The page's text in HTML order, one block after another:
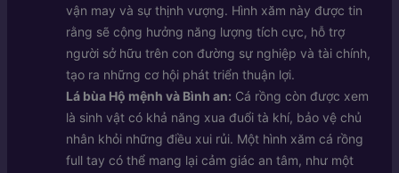
vận may và sự thịnh vượng. Hình xăm này được tin
rằng sẽ cộng hưởng năng lượng tích cực, hỗ trợ
người sở hữu trên con đường sự nghiệp và tài chính,
tạo ra những cơ hội phát triển thuận lợi.
Lá bùa Hộ mệnh và Bình an: Cá rồng còn được xem
là sinh vật có khả năng xua đuổi tà khí, bảo vệ chủ
nhân khỏi những điều xui rủi. Một hình xăm cá rồng
full tay có thể mang lại cảm giác an tâm, như một